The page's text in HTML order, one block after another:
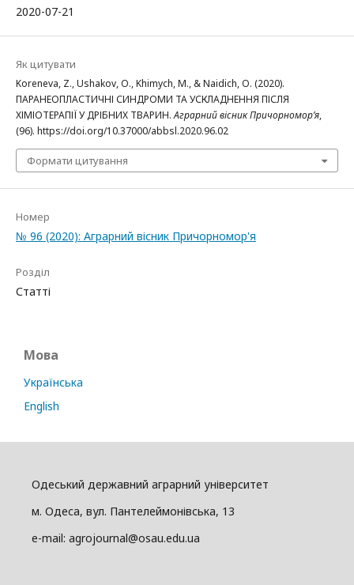
2020-07-21
Як цитувати
Koreneva, Z., Ushakov, O., Khimych, M., & Naidich, O. (2020).
ПАРАНЕОПЛАСТИЧНІ СИНДРОМИ ТА УСКЛАДНЕННЯ ПІСЛЯ
ХІМІОТЕРАПІЇ У ДРІБНИХ ТВАРИН.Аграрний вісник Причорномор’я,
(96). https://doi.org/10.37000/abbsl.2020.96.02
Формати цитування
Номер
№ 96 (2020): Аграрний вісник Причорномор'я
Розділ
Статті
Мова
Українська
English
Одеський державний аграрний університет
м. Одеса, вул. Пантелеймонівська, 13
e-mail: agrojournal@osau.edu.ua